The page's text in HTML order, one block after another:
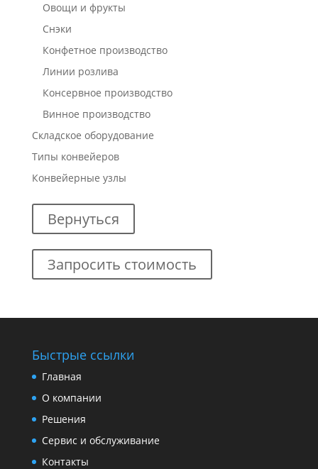
Овощи и фрукты
Снэки
Конфетное производство
Линии розлива
Консервное производство
Винное производство
Складское оборудование
Типы конвейеров
Конвейерные узлы
Вернуться
Запросить стоимость
Быстрые ссылки
Главная
О компании
Решения
Сервис и обслуживание
Контакты